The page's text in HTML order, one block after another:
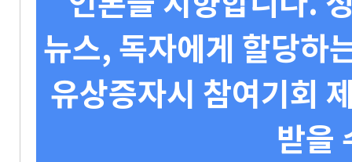
뉴스, 독자에게 할당하
유상증자시 참여기회
받을